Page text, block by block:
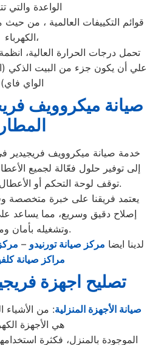
الواعدة والتي
قوائم التكييفات العالمية ، من حيث
الكهرباء،
تحمل درجات الحرارة العالية،
علي أن يكون جزء من البيت الذكي
الواي فاي)
صيانة ميكروويف
المطار
خدمة صيانة ميكروويف فريجيدير
إلى توفير حلول فعّالة لجميع
توقف لوحة التحكم أو الأعطال الكهربائية المختلفة.
إصلاح دقيق وسريع، مما يساعد
وتشغيله بأمان وموثوقية.
لدينا ايضا مركز صيانة تورنيدو –
مراكز صيانة
تصليح اجهزة
صيانة الأجهزة المنزلية: من الأشياء
هي الأجهزة